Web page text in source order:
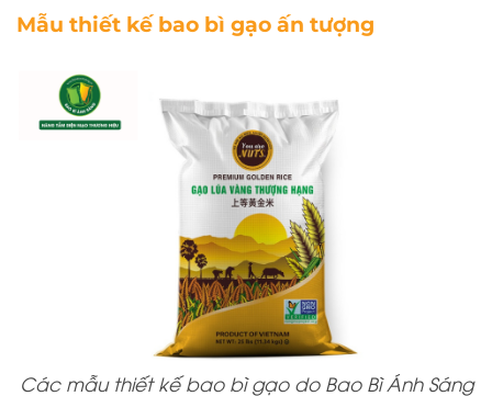
Mẫu thiết kế bao bì gạo ấn tượng
Các mẫu thiết kế bao bì gạo do Bao Bì Ánh Sáng